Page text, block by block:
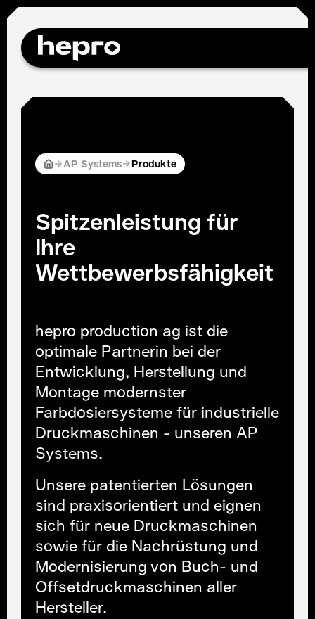
AP Systems Produkte
Spitzenleistung für
Ihre
Wettbewerbsfähigkeit
hepro production ag ist die
optimale Partnerin bei der
Entwicklung, Herstellung und
Montage modernster
Farbdosiersysteme für industrielle
Druckmaschinen - unseren AP
Systems.
Unsere patentierten Lösungen
sind praxisorientiert und eignen
sich für neue Druckmaschinen
sowie für die Nachrüstung und
Modernisierung von Buch- und
Offsetdruckmaschinen aller
Hersteller.